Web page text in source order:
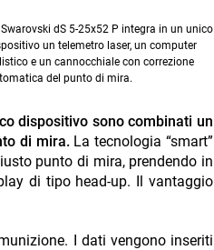
Swarovski dS 5-25x52 P integra in un unico
un telemetro laser, un computer
e un cannocchiale con correzione
del punto di mira.
dispositivo sono combinati un
di mira. La tecnologia “smart”
punto di mira, prendendo in
di tipo head-up. Il vantaggio
I dati vengono inseriti